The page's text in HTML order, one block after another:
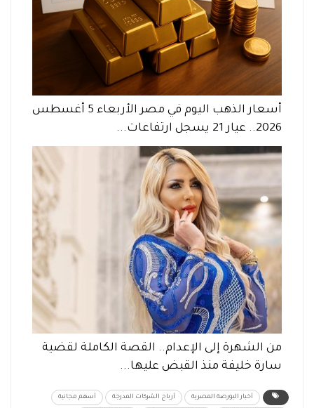
أسعار الذهب اليوم في مصر الأربعاء 5 أغسطس
2026.. عيار 21 يسجل ارتفاعات...
من الشهرة إلى الإعدام.. القصة الكاملة لقضية
سارة خليفة منذ القبض عليها...
أخبار البورصة المصرية أرباح الشركات المدرجة أسهم مجانية